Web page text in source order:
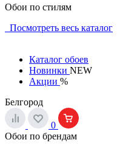
Обои по стилям
Посмотреть весь каталог
Каталог обоев
Новинки NEW
Акции %
Белгород
0
Обои по брендам